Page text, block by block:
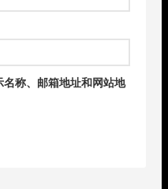
称、邮箱地址和网站地